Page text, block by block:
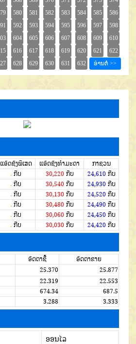
ແອັດຊັງພິເສດ ແອັດຊັງທຳມະດາ
ກາຊວນ
. ກີບ 30,220ກີບ 24,610ກີບ
. ກີບ 30,540ກີບ 24,930ກີບ
. ກີບ 30,130ກີບ 24,520ກີບ
. ກີບ 30,480ກີບ 24,490ກີບ
. ກີບ 30,060ກີບ 24,450ກີບ
. ກີບ 30,030ກີບ 24,420ກີບ
ອັດຕາຊື້
ອັດຕາຂາຍ
25.370
25.877
22.319
22.553
674.34
687.5
3.288 3.333
ອອນໄລ